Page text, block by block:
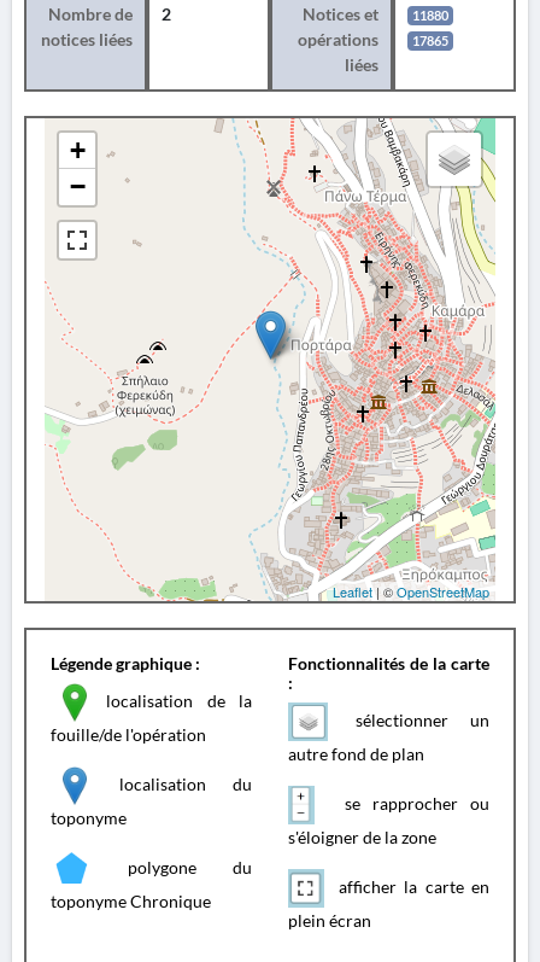
Nombre de
notices liées
2
Notices et
opérations
liées
11880
17865
+
−
Leaflet| ©OpenStreetMap
Légende graphique :
localisation de la
fouille/de l'opération
localisation du
toponyme
polygone du
toponyme Chronique
Fonctionnalités de la carte
:
sélectionner un
autre fond de plan
se rapprocher ou
s'éloigner de la zone
afficher la carte en
plein écran